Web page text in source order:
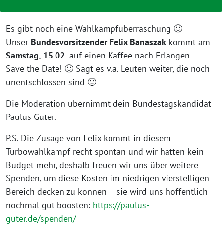
Es gibt noch eine Wahlkampfüberraschung 🙂
Unser Bundesvorsitzender Felix Banaszak kommt am
Samstag, 15.02. auf einen Kaffee nach Erlangen –
Save the Date! 🙂 Sagt es v.a. Leuten weiter, die noch
unentschlossen sind 🙂
Die Moderation übernimmt dein Bundestagskandidat
Paulus Guter.
P.S. Die Zusage von Felix kommt in diesem
Turbowahlkampf recht spontan und wir hatten kein
Budget mehr, deshalb freuen wir uns über weitere
Spenden, um diese Kosten im niedrigen vierstelligen
Bereich decken zu können – sie wird uns hoffentlich
nochmal gut boosten: https://paulus-
guter.de/spenden/